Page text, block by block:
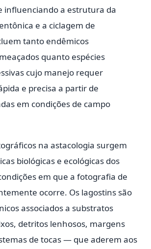
influenciando a estrutura da
e a ciclagem de
tanto endêmicos
quanto espécies
cujo manejo requer
e precisa a partir de
em condições de campo
na astacologia surgem
biológicas e ecológicas dos
em que a fotografia de
ocorre. Os lagostins são
associados a substratos
detritos lenhosos, margens
de tocas — que aderem aos